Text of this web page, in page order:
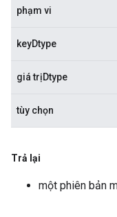
phạm vi
keyDtype
giá trịDtype
tùy chọn
Trả lại
một phiên bản